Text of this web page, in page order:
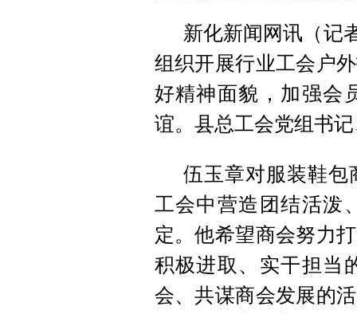
新化新闻网讯（记
组织开展行业工会户
好精神面貌，加强会
谊。县总工会党组书
伍玉章对服装鞋包
工会中营造团结活泼
定。他希望商会努力
积极进取、实干担当
会、共谋商会发展的